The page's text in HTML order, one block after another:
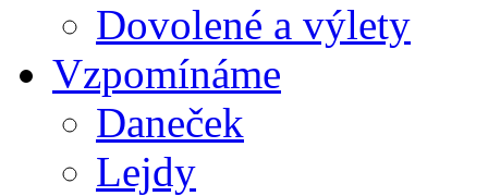
Dovolené a výlety
Vzpomínáme
Daneček
Lejdy